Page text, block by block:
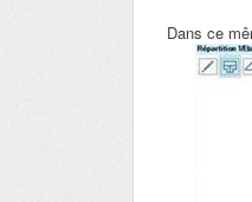
Dans ce